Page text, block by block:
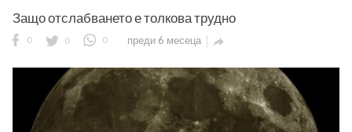
Защо отслабването е толкова трудно
0 0 0 преди 6 месеца 